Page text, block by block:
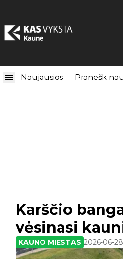
Naujausios Pranešk
Karščio
vėsinasi
KAUNO MIESTAS 2026-06-28